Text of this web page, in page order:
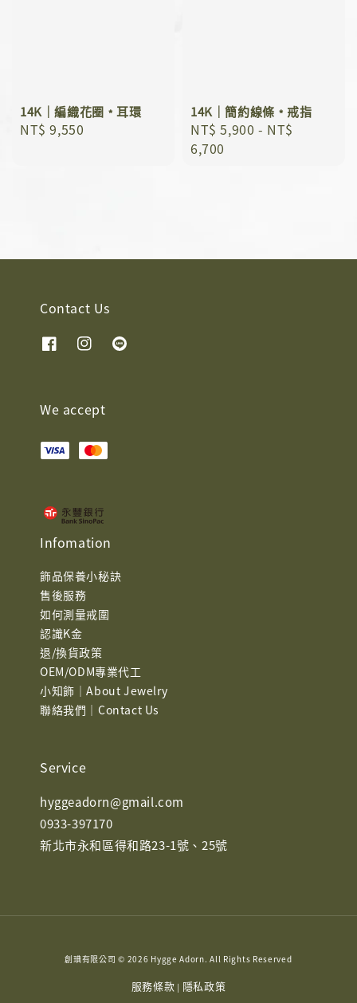
14K｜編織花圈﹡耳環
Regular
NT$ 9,550
14K｜簡約線條﹡戒指
Regular
price
NT$ 5,900 - NT$
6,700
Contact Us
We accept
Infomation
飾品保養小秘訣
售後服務
如何測量戒圍
認識K金
退/換貨政策
OEM/ODM專業代工
小知飾｜About Jewelry
聯絡我們｜Contact Us
Service
hyggeadorn@gmail.com
0933-397170
新北市永和區得和路23-1號、25號
創琠有限公司 © 2026 Hygge Adorn. All Rights Reserved
服務條款 | 隱私政策